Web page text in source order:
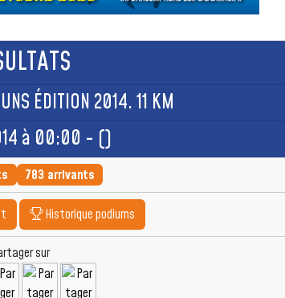
ÉDITION 2014. 11 KM
à 00:00 - ()
783 arrivants
Historique podiums
sur